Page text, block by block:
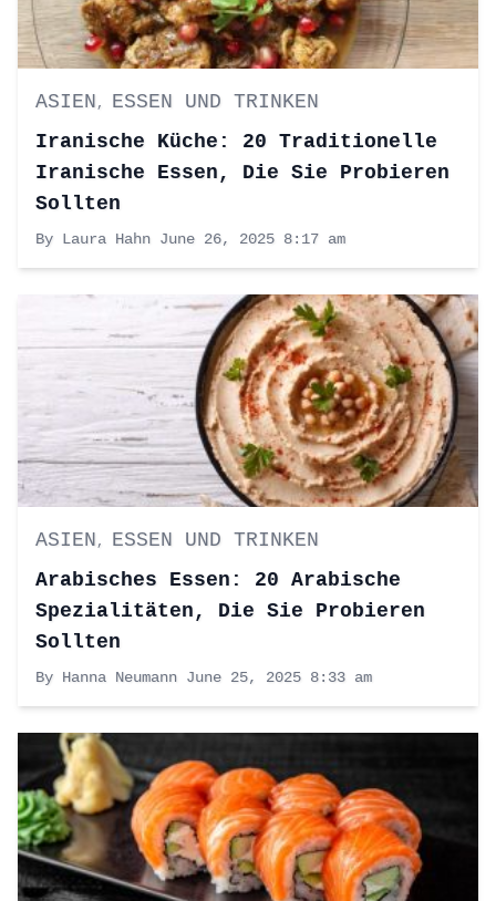
ASIEN , ESSEN UND TRINKEN
Iranische Küche: 20 Traditionelle
Iranische Essen, Die Sie Probieren
Sollten
By Laura Hahn June 26, 2025 8:17 am
ASIEN , ESSEN UND TRINKEN
Arabisches Essen: 20 Arabische
Spezialitäten, Die Sie Probieren
Sollten
By Hanna Neumann June 25, 2025 8:33 am